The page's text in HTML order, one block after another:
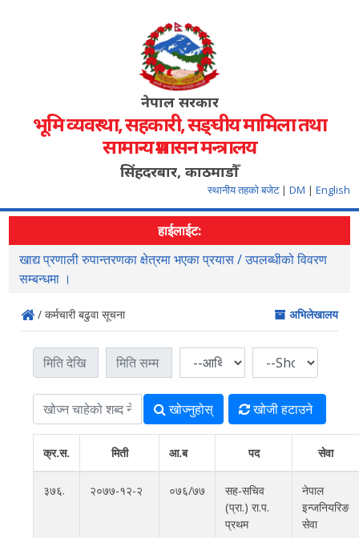
नेपाल सरकार
भूमि व्यवस्था, सहकारी, सङ्‍घीय मामिला तथा
सामान्य प्रशासन मन्त्रालय
सिंहदरबार, काठमाडौँ
स्थानीय तहको बजेट | DM | English
हाईलाईट:
सहजिकरण तथा समन्वय गर्ने सम्वन्धमा ।
/ कर्मचारी बढुवा सूचना अभिलेखालय
खोज्‍नुहोस् खोजी हटाउने
क्र.स. मिती आ.ब पद सेवा
३७६. २०७७-१२-२ ०७६/७७
सह-सचिव
(प्रा.) रा.प.
प्रथम
नेपाल
इन्जनियरिङ
सेवा